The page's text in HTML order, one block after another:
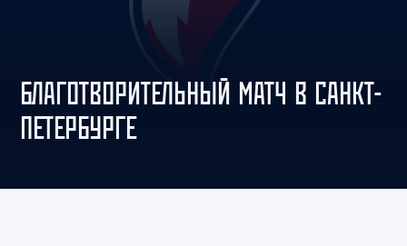
БЛАГОТВОРИТЕЛЬНЫЙ МАТЧ В САНКТ-
ПЕТЕРБУРГЕ